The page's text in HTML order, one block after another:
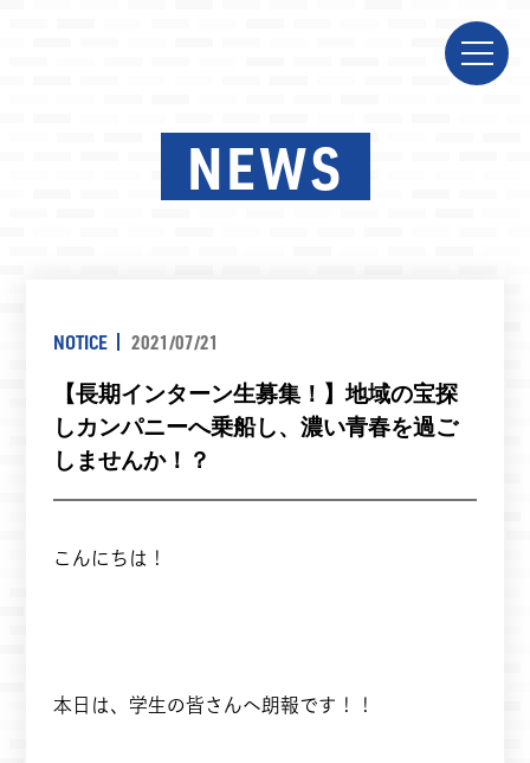
NEWS
NOTICE 2021/07/21
【長期インターン生募集！】地域の宝探
しカンパニーへ乗船し、濃い青春を過ご
しませんか！？
こんにちは！
本日は、学生の皆さんへ朗報です！！